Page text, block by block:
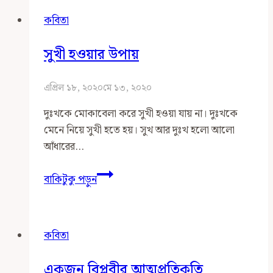
কবিতা
সুখী হওয়ার উপায়
এপ্রিল ১৮, ২০২০মে ১৩, ২০২০
দুঃখকে মোকাবেলা করে সুখী হওয়া যায় না। দুঃখকে
মেনে নিয়ে সুখী হতে হয়। সুখ আর দুঃখ হলো আলো
আঁধারের…
বাকিটুকু পড়ুনসুখী
হওয়ার
কবিতা